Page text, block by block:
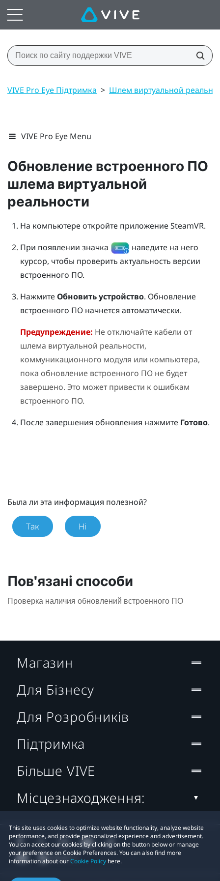
VIVE Pro Eye Підтримка > Шлем виртуальной
VIVE Pro Eye Menu
Обновление встроенного ПО
шлема виртуальной
реальности
На компьютере откройте приложение SteamVR.
При появлении значка
наведите на него
курсор, чтобы проверить актуальность версии
встроенного ПО.
Нажмите Обновить устройство. Обновление
встроенного ПО начнется автоматически.
Предупреждение: Не отключайте кабели от
шлема виртуальной реальности,
коммуникационного модуля или компьютера,
пока обновление встроенного ПО не будет
завершено. Это может привести к ошибкам
встроенного ПО.
После завершения обновления нажмите Готово.
Была ли эта информация полезной?
Так Ні
Пов'язані способи
Проверка наличия обновлений встроенного ПО
This site uses cookies to optimize website functionality, analyze website
performance, and provide personalized experience and advertisement.
You can accept our cookies by clicking on the button below or manage
your preference on Cookie Preferences. You can also find more
information about ourCookie Policy here.
Магазин
Для Бізнесу
Для Розробників
Підтримка
Більше VIVE
Місцезнаходження: